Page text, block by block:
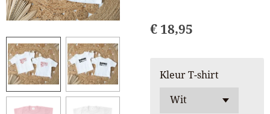
€ 18,95
Kleur T-shirt